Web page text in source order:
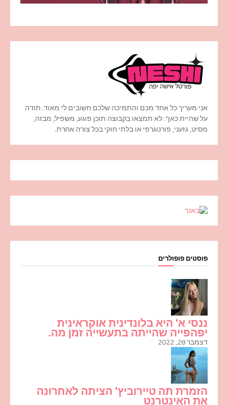
אני מעריך כל אחד מכם והתמיכה שלכם חשובים לי מאוד. תודה
על שהיית כאן". לא תמצאו בקבוצה תוכן פוגע, משפיל, מבזה,
מסיט, גזעני, פורנוגרפי או בלתי חוקי בכל צורה אחרת.
פוסטים פופולרים
ננסי א' היא בלונדינית אוקראינית
יפהפייה שהייתה בתעשייה זמן מה.
דצמבר 28, 2022
הזמרת תה טיירוביץ' הציתה לאחרונה
את האינטרנט